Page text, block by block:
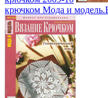
крючком Мода и